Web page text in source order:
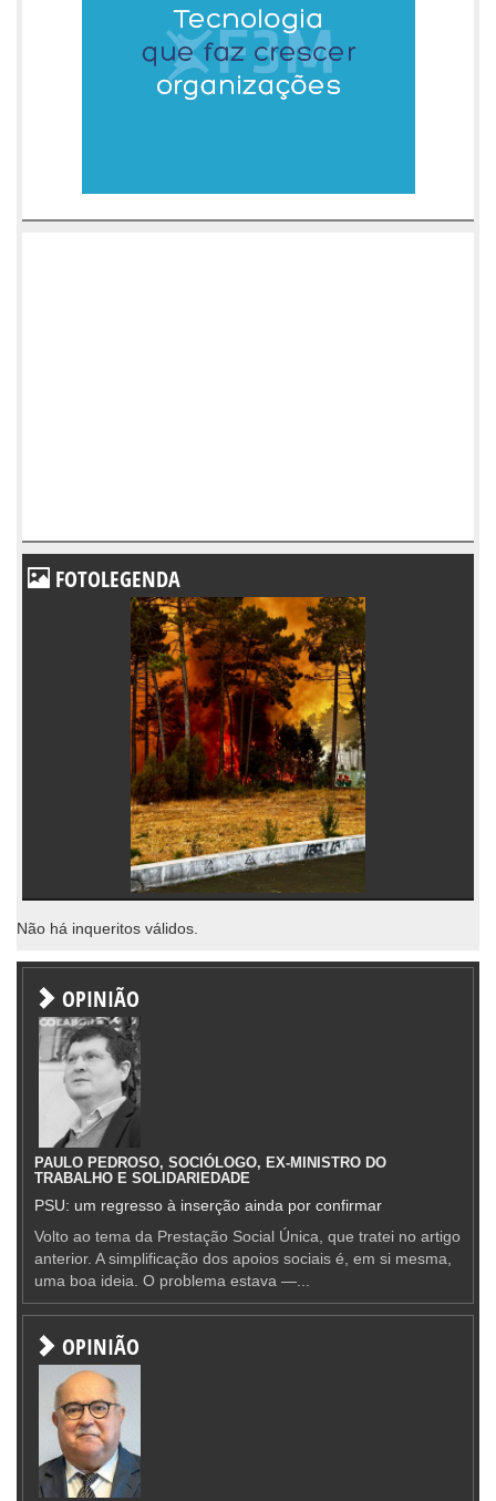
FOTOLEGENDA
Não há inqueritos válidos.
OPINIÃO
PAULO PEDROSO, SOCIÓLOGO, EX-MINISTRO DO
TRABALHO E SOLIDARIEDADE
PSU: um regresso à inserção ainda por confirmar
Volto ao tema da Prestação Social Única, que tratei no artigo
anterior. A simplificação dos apoios sociais é, em si mesma,
uma boa ideia. O problema estava —...
OPINIÃO